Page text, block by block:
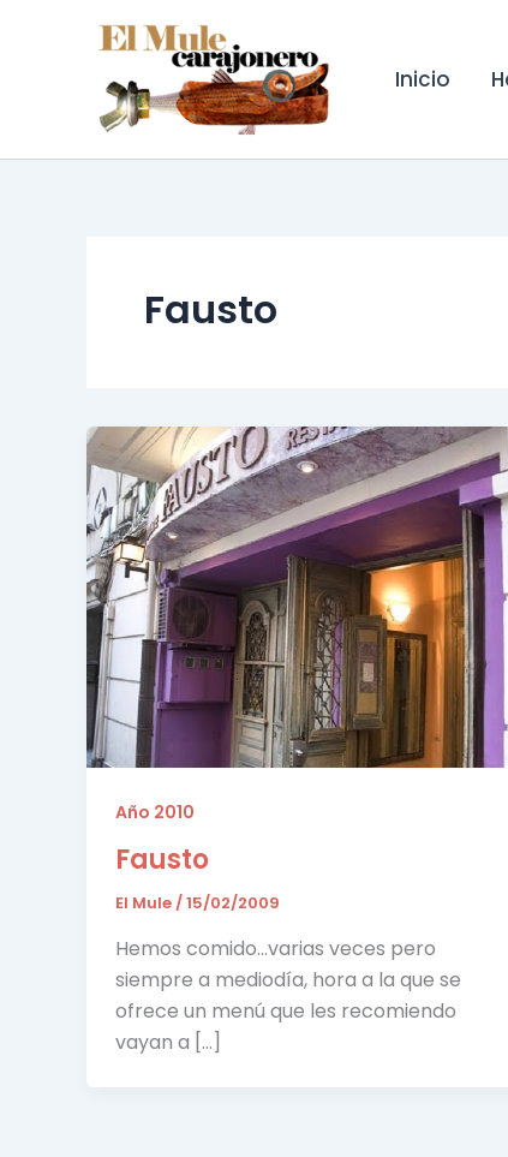
Inicio
Fausto
Año 2010
Fausto
El Mule/15/02/2009
Hemos comido…varias veces pero
siempre a mediodía, hora a la que se
ofrece un menú que les recomiendo
vayan a […]